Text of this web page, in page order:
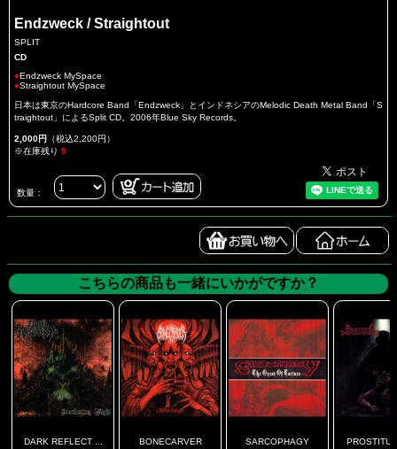
Endzweck / Straightout
SPLIT
CD
●Endzweck MySpace
●Straightout MySpace
日本は東京のHardcore Band「Endzweck」とインドネシアのMelodic Death Metal Band「S
traightout」によるSplit CD。2006年Blue Sky Records。
2,000円 （税込2,200円）
※在庫残り 5
数量：
こちらの商品も一緒にいかがですか？
DARK REFLECT ...
BONECARVER
SARCOPHAGY